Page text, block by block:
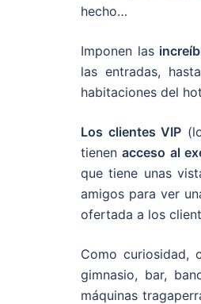
hecho…
Imponen las
las entradas,
habitaciones del
Los clientes VIP
tienenacceso al
que tiene unas
amigos para ver
ofertada a los
Como curiosidad,
gimnasio, bar,
máquinas